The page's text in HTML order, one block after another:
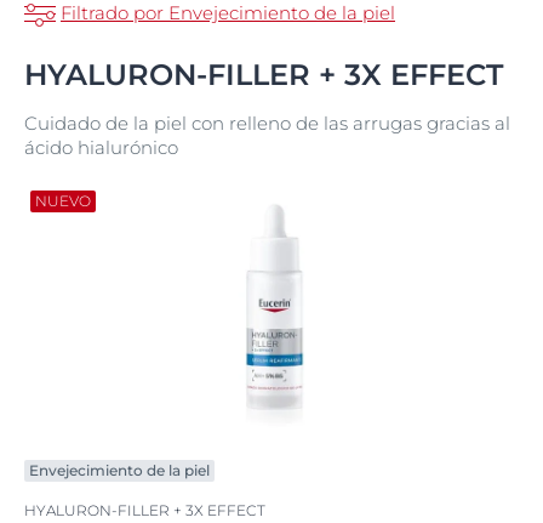
Filtrado por Envejecimiento de la piel
HYALURON-FILLER + 3X EFFECT
Cuidado de la piel con relleno de las arrugas gracias al
ácido hialurónico
NUEVO
Envejecimiento de la piel
HYALURON-FILLER + 3X EFFECT